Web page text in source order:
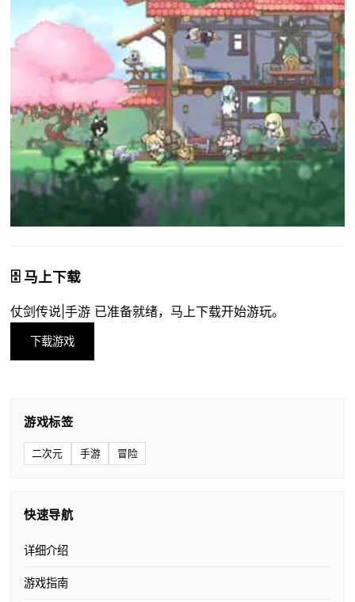
🗄️ 马上下载
仗剑传说|手游 已准备就绪，马上下载开始游玩。
下载游戏
游戏标签
二次元 手游 冒险
快速导航
详细介绍
游戏指南